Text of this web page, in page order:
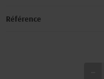
Référence